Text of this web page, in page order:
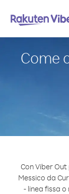
Come
Con Viber
Messico da
- linea fissa